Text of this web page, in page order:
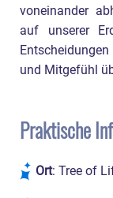
voneinander
auf unserer
und Mitgefühl
Praktische
Ort: Tree of